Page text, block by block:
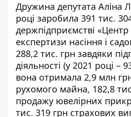
Дружина депутата Аліна
році заробила 391 тис.
держпідприємстві «Центр
експертизи насіння і
288,2 тис. грн завдяки
діяльності (у 2021 році –
вона отримала 2,9 млн
рухомого майна, 182,8
продажу ювелірних
тис. 319 грн страхових